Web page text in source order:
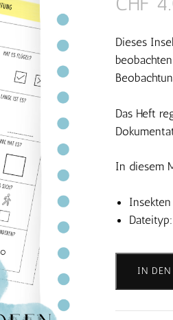
Dieses
Das Heft
In diesem
Dateityp:
Insekten
-
Download
IN DEN